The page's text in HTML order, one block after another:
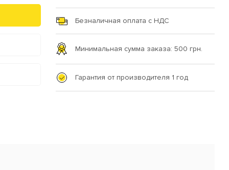
Безналичная оплата с НДС
Минимальная сумма заказа: 500 грн.
Гарантия от производителя 1 год